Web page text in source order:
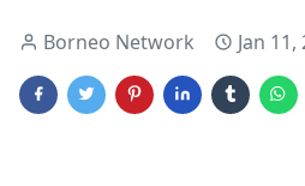
Borneo Network Jan 11,